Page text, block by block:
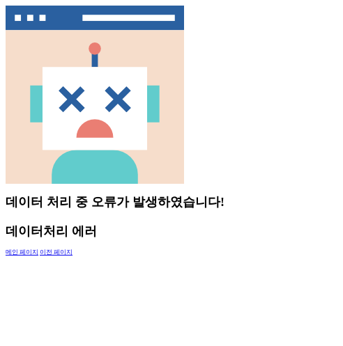
데이터 처리 중 오류가 발생하였습니다!
데이터처리 에러
메인 페이지 이전 페이지